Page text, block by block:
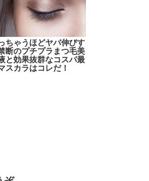
ちゃうほどヤバ伸びす
断のプチプラまつ毛美
と効果抜群なコスパ最
スカラはコレだ！